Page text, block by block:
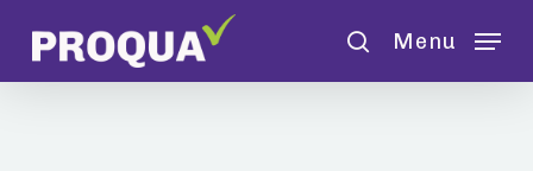
main
searchMenu